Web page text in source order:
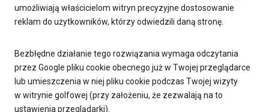
umożliwiają właścicielom witryn precyzyjne dostosowanie
reklam do użytkowników, którzy odwiedzili daną stronę.
Bezbłędne działanie tego rozwiązania wymaga odczytania
przez Google pliku cookie obecnego już w Twojej przeglądarce
lub umieszczenia w niej pliku cookie podczas Twojej wizyty
w witrynie golfowej (przy założeniu, że zezwalają na to
ustawienia przeglądarki).